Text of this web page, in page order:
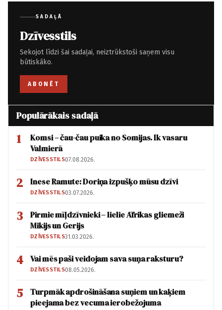
SADAĻĀ
Dzīvesstils
Sekojot līdzi šai sadaļai, neiztrūkstoši saņem visu
būtiskāko.
ABONĒT
Populārākais sadaļā
1
Komsi – čau-čau puika no Somijas. Ik vasaru
Valmierā
DZĪVESSTILS07.08.2026.
2 Inese Ramute: Doriņa izpušķo mūsu dzīvi
DZĪVESSTILS03.07.2026.
3
Pirmie mīļdzīvnieki – lielie Āfrikas gliemeži
Mikijs un Gerijs
DZĪVESSTILS31.03.2026.
4 Vai mēs paši veidojam sava suņa raksturu?
DZĪVESSTILS08.05.2026.
5
Turpmāk apdrošināšana suņiem un kaķiem
pieejama bez vecuma ierobežojuma